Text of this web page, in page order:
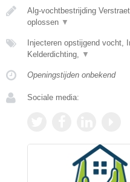
Alg-vochtbestrijding
oplossen ▼
Injecteren opstijgend vocht,
Kelderdichting,
▼
Openingstijden onbekend
Sociale media: